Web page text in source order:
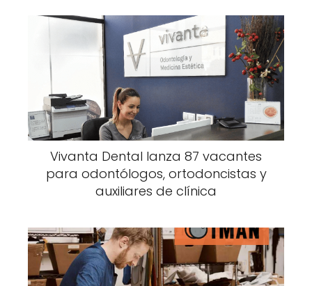
Vivanta Dental lanza 87 vacantes
para odontólogos, ortodoncistas y
auxiliares de clínica